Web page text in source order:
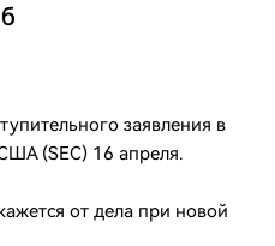
заявления в
(SEC) 16 апреля.
от дела при новой